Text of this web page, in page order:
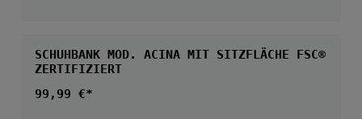
SCHUHBANK MOD. ACINA MIT SITZFLÄCHE FSC®
ZERTIFIZIERT
Regulärer Preis:
99,99 €*